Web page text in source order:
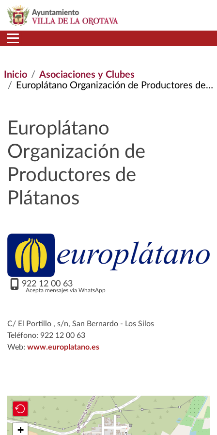
Pasar al contenido principal
Inicio
Asociaciones y Clubes
Europlátano Organización de Productores de Plátanos
Europlátano
Organización de
Productores de
Plátanos
922 12 00 63
Acepta mensajes vía WhatsApp
C/ El Portillo , s/n, San Bernardo - Los Silos
Teléfono: 922 12 00 63
Web: www.europlatano.es
+